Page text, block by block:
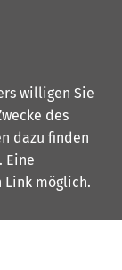
willigen Sie
des
dazu finden
. Eine
Link möglich.